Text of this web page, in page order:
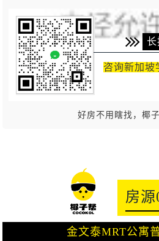
长
咨询新加坡
好房不用瞎找，椰
房源
金文泰MRT公寓